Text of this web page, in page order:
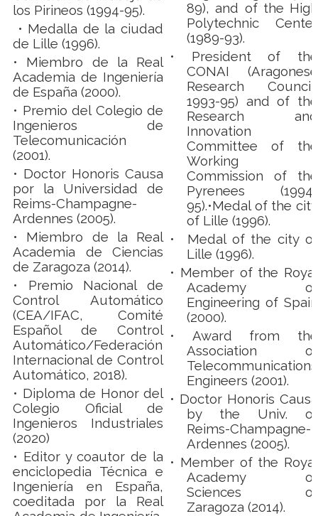
los Pirineos (1994-95).
• Medalla de la ciudad
de Lille (1996).
• Miembro de la Real
Academia de Ingeniería
de España (2000).
• Premio del Colegio de
Ingenieros de
Telecomunicación
(2001).
• Doctor Honoris Causa
por la Universidad de
Reims-Champagne-
Ardennes (2005).
• Miembro de la Real
Academia de Ciencias
de Zaragoza (2014).
• Premio Nacional de
Control Automático
(CEA/IFAC, Comité
Español de Control
Automático/Federación
Internacional de Control
Automático, 2018).
• Diploma de Honor del
Colegio Oficial de
Ingenieros Industriales
(2020)
• Editor y coautor de la
enciclopedia Técnica e
Ingeniería en España,
coeditada por la Real
89), and of the High
Polytechnic Center
(1989-93).
• President of the
CONAI (Aragonese
Research Council,
1993-95) and of the
Research and
Innovation
Committee of the
Working
Commission of the
Pyrenees (1994-
95).•Medal of the city
of Lille (1996).
• Medal of the city of
Lille (1996).
• Member of the Royal
Academy of
Engineering of Spain
(2000).
• Award from the
Association of
Telecommunications
Engineers (2001).
• Doctor Honoris Causa
by the Univ. of
Reims-Champagne-
Ardennes (2005).
• Member of the Royal
Academy of
Sciences of
Zaragoza (2014).